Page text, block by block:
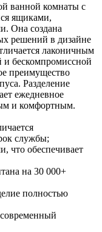
ванной комнаты с
ящиками,
Она создана
решений в дизайне
лаконичным
и бескомпромиссной
преимущество
Разделение
ежедневное
и комфортным.
службы;
что обеспечивает
на 30 000+
полностью